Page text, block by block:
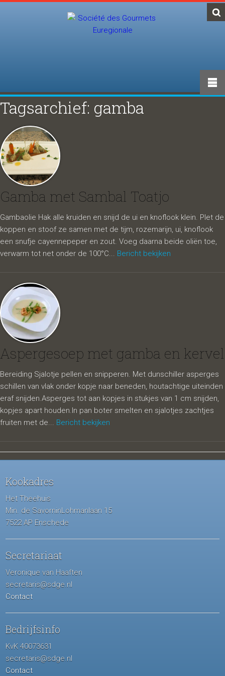
Tagsarchief: gamba
Gamba met Sambal Toatjo
Gambaolie Hak alle kruiden en snijd de ui en knoflook klein. Plet de
koppen en stoof ze samen met de tijm, rozemarijn, ui, knoflook
een snufje cayennepeper en zout. Voeg daarna beide oliën toe,
verwarm tot net onder de 100°C... Bericht bekijken
Aspergesoep met gamba en kervel
Bereiding Sjalotje pellen en snipperen. Met dunschiller asperges
schillen van vlak onder kopje naar beneden, houtachtige uiteinden
eraf snijden.Asperges tot aan kopjes in stukjes van 1 cm snijden,
kopjes apart houden.In pan boter smelten en sjalotjes zachtjes
fruiten met de... Bericht bekijken
Kookadres
Het Theehuis
Min. de SavorninLohmanlaan 15
7522 AP Enschede
Secretariaat
Veronique van Haaften
secretaris@sdge.nl
Contact
Bedrijfsinfo
KvK 40073631
secretaris@sdge.nl
Contact